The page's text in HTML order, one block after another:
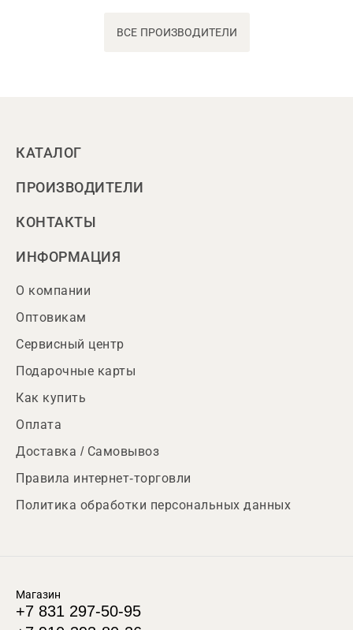
ВСЕ ПРОИЗВОДИТЕЛИ
КАТАЛОГ
ПРОИЗВОДИТЕЛИ
КОНТАКТЫ
ИНФОРМАЦИЯ
О компании
Оптовикам
Сервисный центр
Подарочные карты
Как купить
Оплата
Доставка / Самовывоз
Правила интернет-торговли
Политика обработки персональных данных
Магазин
+7 831 297-50-95